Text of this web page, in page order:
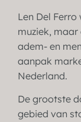
Len Del
muziek, maar
adem- en
aanpak
Nederland.
De grootste
gebied van